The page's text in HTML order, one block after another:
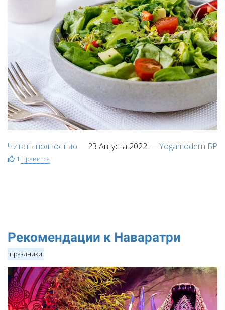
Читать полностью 23 Августа 2022—Yogamodern БР
1 Нравится
Рекомендации к Наваратри
праздники